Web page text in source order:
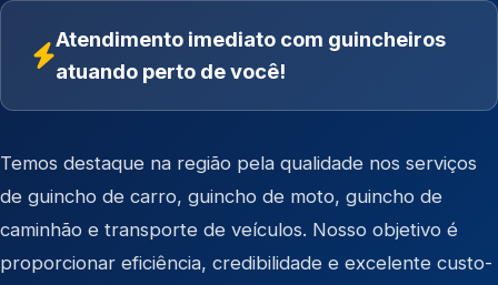
Atendimento imediato com guincheiros
atuando perto de você!
Temos destaque na região pela qualidade nos serviços
de guincho de carro, guincho de moto, guincho de
caminhão e transporte de veículos. Nosso objetivo é
proporcionar eficiência, credibilidade e excelente custo-